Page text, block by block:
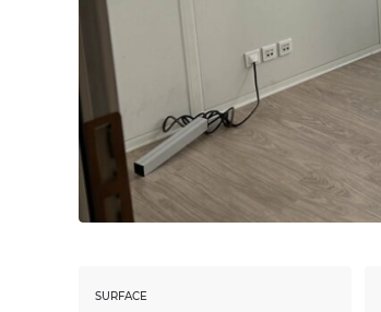
SURFACE